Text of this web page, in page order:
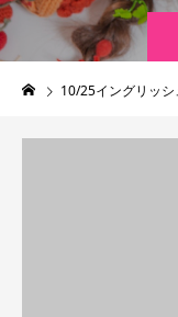
10/25イングリッシ